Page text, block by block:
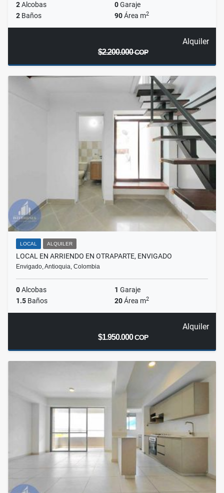
2Alcobas 0Garaje
2 Baños 90Área m2
Alquiler
$2.200.000COP
LOCAL ALQUILER
LOCAL EN ARRIENDO EN OTRAPARTE, ENVIGADO
Envigado, Antioquia, Colombia
0Alcobas 1 Garaje
1.5 Baños 20Área m2
Alquiler
$1.950.000COP